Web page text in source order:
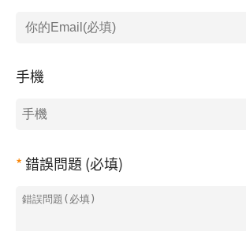
手機
錯誤問題 (必填)